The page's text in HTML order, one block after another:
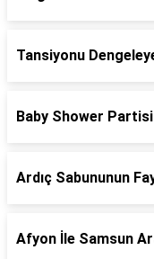
Tansiyonu
Baby Shower
Ardıç Sabununun
Afyon İle Samsun